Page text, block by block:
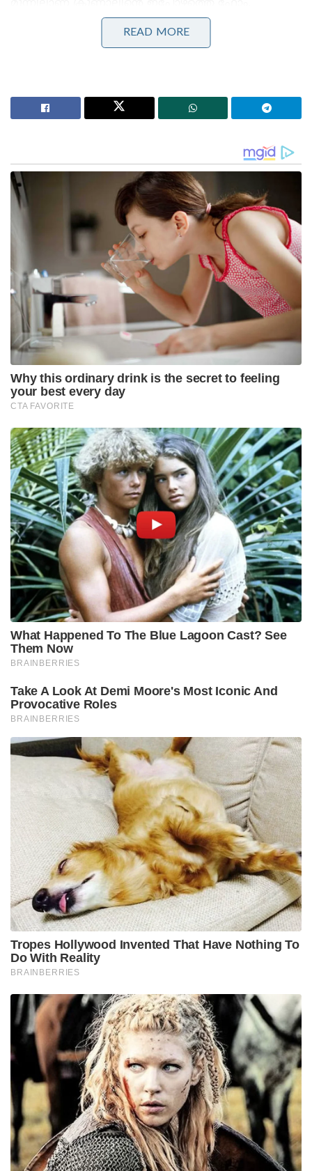
Stories you may like
വേദിയാകും
ഗ്ലാസ്‌ഗോയിൽ ഇന്ത്യൻ ബോക്സിങ് കരുത്ത്:
ക്രുണാലിനൊപ്പം ഭുവനേശ്വർ കുമാർ, രജത് പടിദാർ
എന്നിവരും ഇന്ത്യൻ ടി20 ടീമിലേക്ക്
പരിഗണിക്കപ്പെടാൻ അർഹരാണെന്നും ശ്രീകാന്ത്
കൂട്ടിച്ചേർത്തു. കോഹ്‌ലി, പടിദാർ, പടിക്കൽ, ക്രുണാൽ
എന്നിവർ ചേർന്നുള്ള ആർ.സി.ബി ബാറ്റിംഗ് നിര
എതിരാളികളെ അക്ഷരാർത്ഥത്തിൽ ഭയപ്പെടുത്തുന്ന
ഒന്നാണെന്ന് ശ്രീകാന്ത് അഭിപ്രായപ്പെട്ടു.
ആർ.സി.ബിയുടെ ഈ തകർപ്പൻ ഫോം ഫൈനലിൽ
എത്തുന്ന ടീമിനെ വിറപ്പിക്കുമെന്ന് ശ്രീകാന്ത്
മുന്നറിയിപ്പ് നൽകി. കഴിഞ്ഞ വർഷത്തെ
ചാമ്പ്യന്മാരായ ആർ.സി.ബി തുടർച്ചയായ രണ്ടാം
കിരീടത്തിനായുള്ള പോരാട്ടത്തിലാണ്. റൊമാരിയോ
ഓവറുകൾ നൽകിയ ആർ.സി.ബിയുടെ തന്ത്രത്തെയും
ശ്രീകാന്ത് പ്രശംസിച്ചു. ഫൈനലിലും ഇതേ തന്ത്രം
തുടരണമെന്നും അദ്ദേഹം നിർദ്ദേശിച്ചു.
Tags: ipl 2026 Krunal Pandya Axar Patel
READ MORE